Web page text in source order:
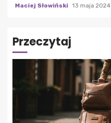
Maciej Słowiński 13 maja 2024
Przeczytaj